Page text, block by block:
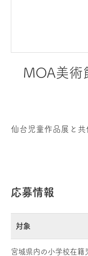
MOA美術
仙台児童作品展と共
応募情報
対象
宮城県内の小学校在籍